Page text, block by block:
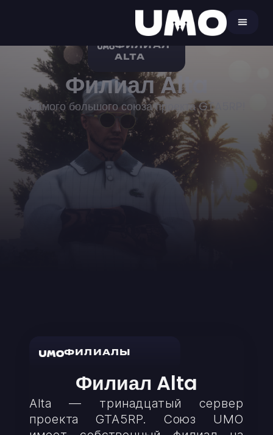
ФИЛИАЛ
ALTA
Филиал Alta
Самого большого союза проекта GTA5RP!
ФИЛИАЛЫ
Филиал Alta
Alta — тринадцатый сервер
проекта GTA5RP. Союз UMO